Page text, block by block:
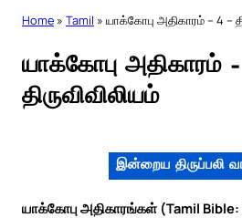
Home » Tamil » யாக்கோபு அதிகாரம் – 4 –
யாக்கோபு அதிகாரம்
திருவிவிலியம்
இன்றைய திருப்பலி
யாக்கோபு அதிகாரங்கள் (Tamil Bible: